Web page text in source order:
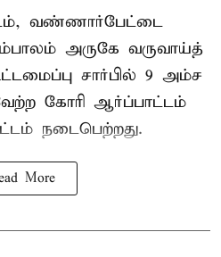
வண்ணார்பேட்டை
அருகே வருவாய்த்
சார்பில் 9 அம்ச
கோரி ஆர்ப்பாட்டம்
நடைபெற்றது.
More